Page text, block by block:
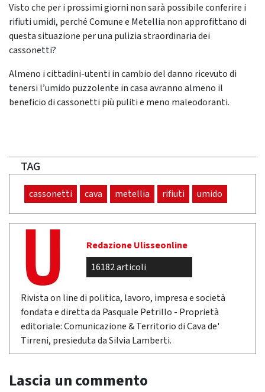
Visto che per i prossimi giorni non sarà possibile conferire i
rifiuti umidi, perché Comune e Metellia non approfittano di
questa situazione per una pulizia straordinaria dei
cassonetti?
Almeno i cittadini-utenti in cambio del danno ricevuto di
tenersi l’umido puzzolente in casa avranno almeno il
beneficio di cassonetti più puliti e meno maleodoranti.
TAG
cassonetti cava metellia rifiuti umido
Redazione Ulisseonline
16182 articoli
Rivista on line di politica, lavoro, impresa e società
fondata e diretta da Pasquale Petrillo - Proprietà
editoriale: Comunicazione & Territorio di Cava de'
Tirreni, presieduta da Silvia Lamberti.
Lascia un commento